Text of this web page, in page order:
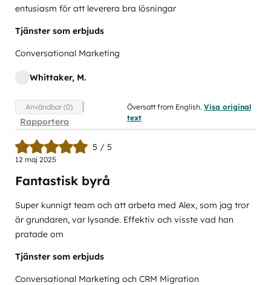
entusiasm för att leverera bra lösningar
Tjänster som erbjuds
Conversational Marketing
Whittaker, M.
Användbar (0)
Rapportera
Översatt from English. Visa original
text
5 / 5
12 maj 2025
Fantastisk byrå
Super kunnigt team och att arbeta med Alex, som jag tror
är grundaren, var lysande. Effektiv och visste vad han
pratade om
Tjänster som erbjuds
Conversational Marketing och CRM Migration